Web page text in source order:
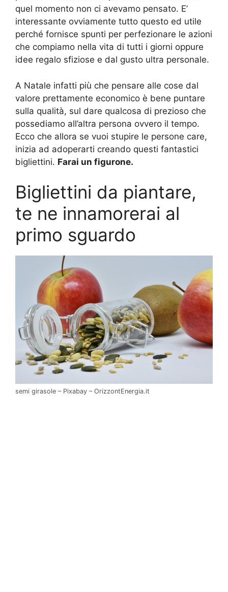
quel momento non ci avevamo pensato. E’
interessante ovviamente tutto questo ed utile
perché fornisce spunti per perfezionare le azioni
che compiamo nella vita di tutti i giorni oppure
idee regalo sfiziose e dal gusto ultra personale.
A Natale infatti più che pensare alle cose dal
valore prettamente economico è bene puntare
sulla qualità, sul dare qualcosa di prezioso che
possediamo all’altra persona ovvero il tempo.
Ecco che allora se vuoi stupire le persone care,
inizia ad adoperarti creando questi fantastici
bigliettini. Farai un figurone.
Bigliettini da piantare,
te ne innamorerai al
primo sguardo
semi girasole – Pixabay – OrizzontEnergia.it